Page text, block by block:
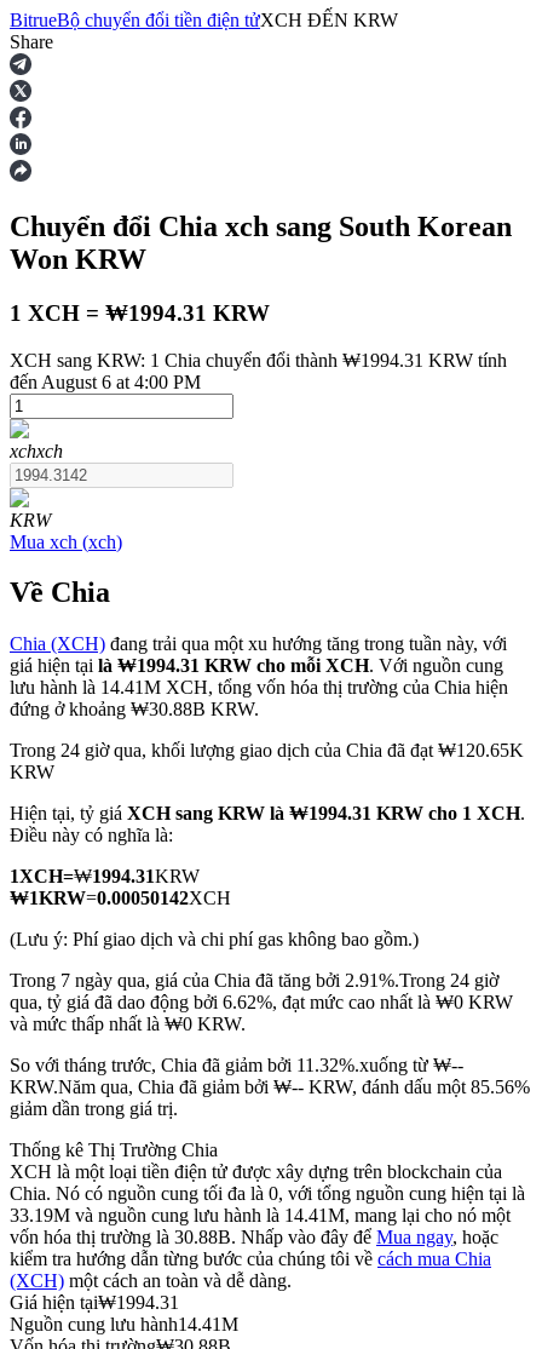
Hợp đồng tương lai
USDT Futures
COIN-M Futures
Futures sử dụng token làm tài sản thế chấp
Phái sinh cổ phiếu, ngoại hối, kim loại quý và hàng hóa
USDC Futures vĩnh cửu
Futures sử dụng USDC làm tài sản thế chấp
BitrueBộ chuyển đổi tiền điện tửXCH ĐẾN KRW
Share
Chuyển đổi Chia xch sang South Korean
Won KRW
1 XCH = ₩1994.31 KRW
XCH sang KRW: 1 Chia chuyển đổi thành ₩1994.31 KRW tính
đến August 6 at 4:00 PM
xchxch
KRW
Mua xch (xch)
Về Chia
Chia (XCH) đang trải qua một xu hướng tăng trong tuần này, với
giá hiện tại là ₩1994.31 KRW cho mỗi XCH. Với nguồn cung
lưu hành là 14.41M XCH, tổng vốn hóa thị trường của Chia hiện
đứng ở khoảng ₩30.88B KRW.
Trong 24 giờ qua, khối lượng giao dịch của Chia đã đạt ₩120.65K
KRW
Hiện tại, tỷ giá XCH sang KRW là ₩1994.31 KRW cho 1 XCH.
Điều này có nghĩa là:
1XCH=₩1994.31KRW
₩1KRW=0.00050142XCH
(Lưu ý: Phí giao dịch và chi phí gas không bao gồm.)
Trong 7 ngày qua, giá của Chia đã tăng bởi 2.91%.Trong 24 giờ
qua, tỷ giá đã dao động bởi 6.62%, đạt mức cao nhất là ₩0 KRW
và mức thấp nhất là ₩0 KRW.
So với tháng trước, Chia đã giảm bởi 11.32%.xuống từ ₩--
KRW.Năm qua, Chia đã giảm bởi ₩-- KRW, đánh dấu một 85.56%
giảm dần trong giá trị.
Thống kê Thị Trường Chia
XCH là một loại tiền điện tử được xây dựng trên blockchain của
Chia. Nó có nguồn cung tối đa là 0, với tổng nguồn cung hiện tại là
33.19M và nguồn cung lưu hành là 14.41M, mang lại cho nó một
vốn hóa thị trường là 30.88B. Nhấp vào đây để Mua ngay, hoặc
kiểm tra hướng dẫn từng bước của chúng tôi về cách mua Chia
(XCH) một cách an toàn và dễ dàng.
Giá hiện tại₩1994.31
Nguồn cung lưu hành14.41M